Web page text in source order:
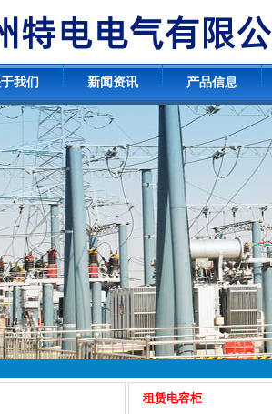
我们 新闻资讯 产品信息
租赁电容柜